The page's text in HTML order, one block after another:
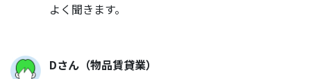
よく聞きます。
Dさん（物品賃貸業）